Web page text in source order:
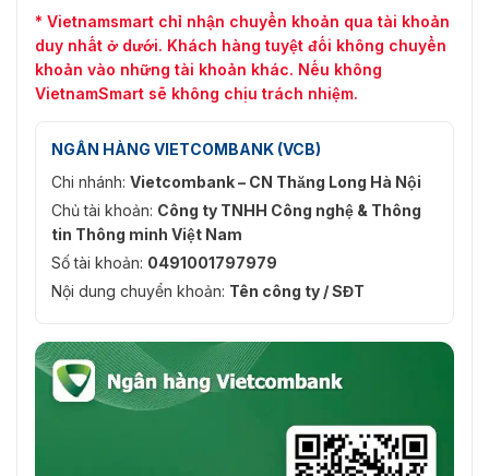
* Vietnamsmart chỉ nhận chuyển khoản qua tài khoản
duy nhất ở dưới. Khách hàng tuyệt đối không chuyển
khoản vào những tài khoản khác. Nếu không
VietnamSmart sẽ không chịu trách nhiệm.
NGÂN HÀNG VIETCOMBANK (VCB)
Chi nhánh: Vietcombank – CN Thăng Long Hà Nội
Chủ tài khoản: Công ty TNHH Công nghệ & Thông
tin Thông minh Việt Nam
Số tài khoản: 0491001797979
Nội dung chuyển khoản: Tên công ty / SĐT